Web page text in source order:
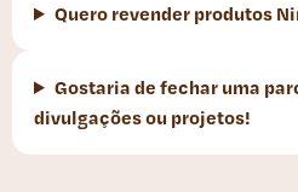
Quero revender produtos
Gostaria de fechar uma
divulgações ou projetos!